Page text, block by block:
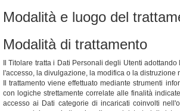
Modalità e luogo del
Modalità di trattamento
Il Titolare tratta i Dati Personali degli Utenti
l'accesso, la divulgazione, la modifica o la
Il trattamento viene effettuato mediante strumenti
con logiche strettamente correlate alle finalità
accesso ai Dati categorie di incaricati coinvolti